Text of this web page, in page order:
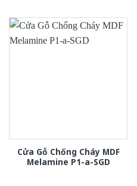
Cửa Gỗ Chống Cháy MDF
Melamine P1-a-SGD